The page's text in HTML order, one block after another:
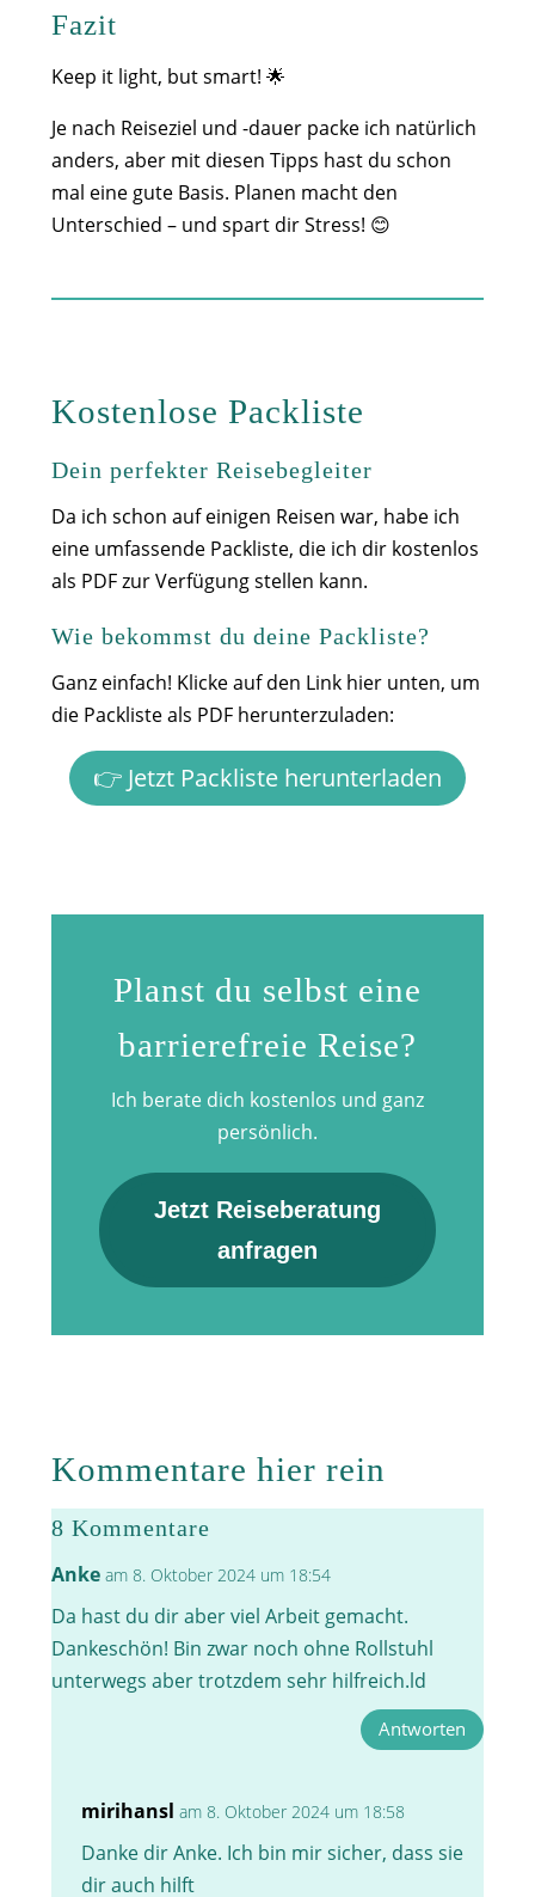
Fazit
Keep it light, but smart! 🌟
Je nach Reiseziel und -dauer packe ich natürlich
anders, aber mit diesen Tipps hast du schon
mal eine gute Basis. Planen macht den
Unterschied – und spart dir Stress! 😊
Kostenlose Packliste
Dein perfekter Reisebegleiter
Da ich schon auf einigen Reisen war, habe ich
eine umfassende Packliste, die ich dir kostenlos
als PDF zur Verfügung stellen kann.
Wie bekommst du deine Packliste?
Ganz einfach! Klicke auf den Link hier unten, um
die Packliste als PDF herunterzuladen:
👉 Jetzt Packliste herunterladen
Planst du selbst eine
barrierefreie Reise?
Ich berate dich kostenlos und ganz
persönlich.
Jetzt Reiseberatung
anfragen
Kommentare hier rein
8 Kommentare
Anke am 8. Oktober 2024 um 18:54
Da hast du dir aber viel Arbeit gemacht.
Dankeschön! Bin zwar noch ohne Rollstuhl
unterwegs aber trotzdem sehr hilfreich.ld
Antworten
mirihansl am 8. Oktober 2024 um 18:58
Danke dir Anke. Ich bin mir sicher, dass sie
dir auch hilft